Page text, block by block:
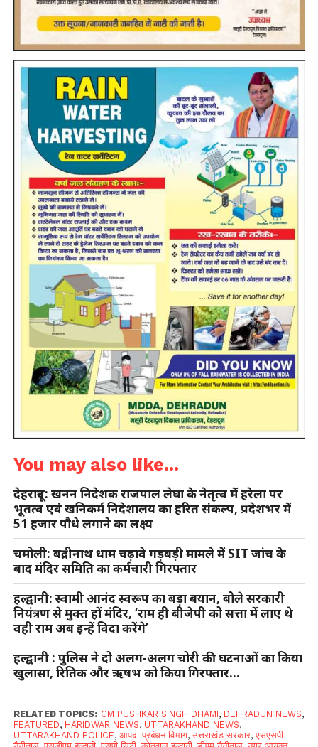
You may also like...
देहरादून: खनन निदेशक राजपाल लेघा के नेतृत्व में हरेला पर
भूतत्व एवं खनिकर्म निदेशालय का हरित संकल्प, प्रदेशभर में
51 हजार पौधे लगाने का लक्ष्य
चमोली: बद्रीनाथ धाम चढ़ावे गड़बड़ी मामले में SIT जांच के
बाद मंदिर समिति का कर्मचारी गिरफ्तार
हल्द्वानी: स्वामी आनंद स्वरूप का बड़ा बयान, बोले सरकारी
नियंत्रण से मुक्त हों मंदिर, ‘राम ही बीजेपी को सत्ता में लाए थे
वही राम अब इन्हें विदा करेंगे’
हल्द्वानी : पुलिस ने दो अलग-अलग चोरी की घटनाओं का किया
खुलासा, रितिक और ऋषभ को किया गिरफ्तार…
RELATED TOPICS: CM PUSHKAR SINGH DHAMI, DEHRADUN NEWS,
FEATURED, HARIDWAR NEWS, UTTARAKHAND NEWS,
UTTARAKHAND POLICE, आपदा प्रबंधन विभाग,उत्तराखंड सरकार,एसएसपी